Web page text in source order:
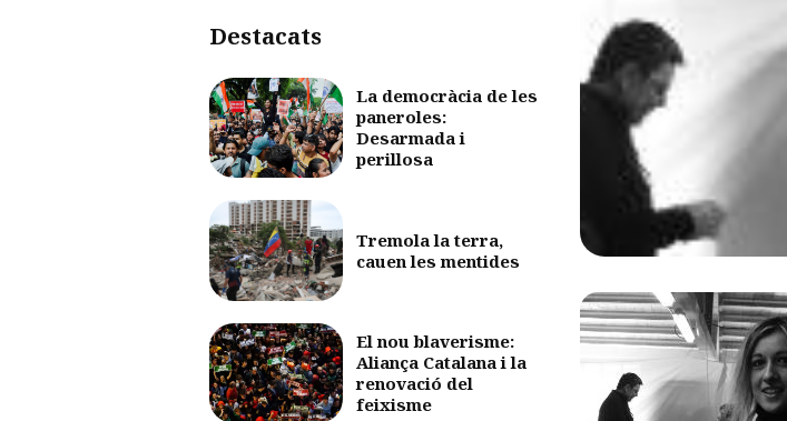
Destacats
La democràcia de les
paneroles:
Desarmada i
perillosa
Tremola la terra,
cauen les mentides
El nou blaverisme:
Aliança Catalana i la
renovació del
feixisme